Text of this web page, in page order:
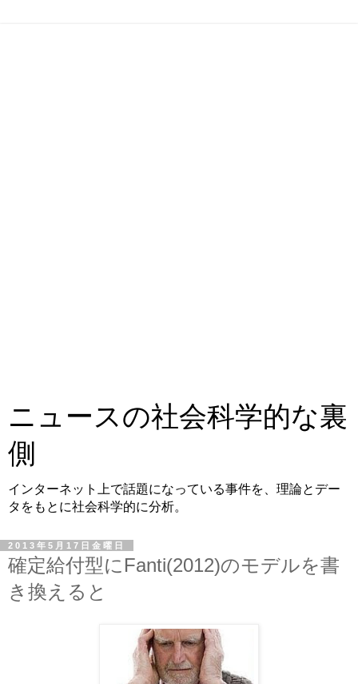
ニュースの社会科学的な裏
側
インターネット上で話題になっている事件を、理論とデー
タをもとに社会科学的に分析。
2013年5月17日金曜日
確定給付型にFanti(2012)のモデルを書
き換えると